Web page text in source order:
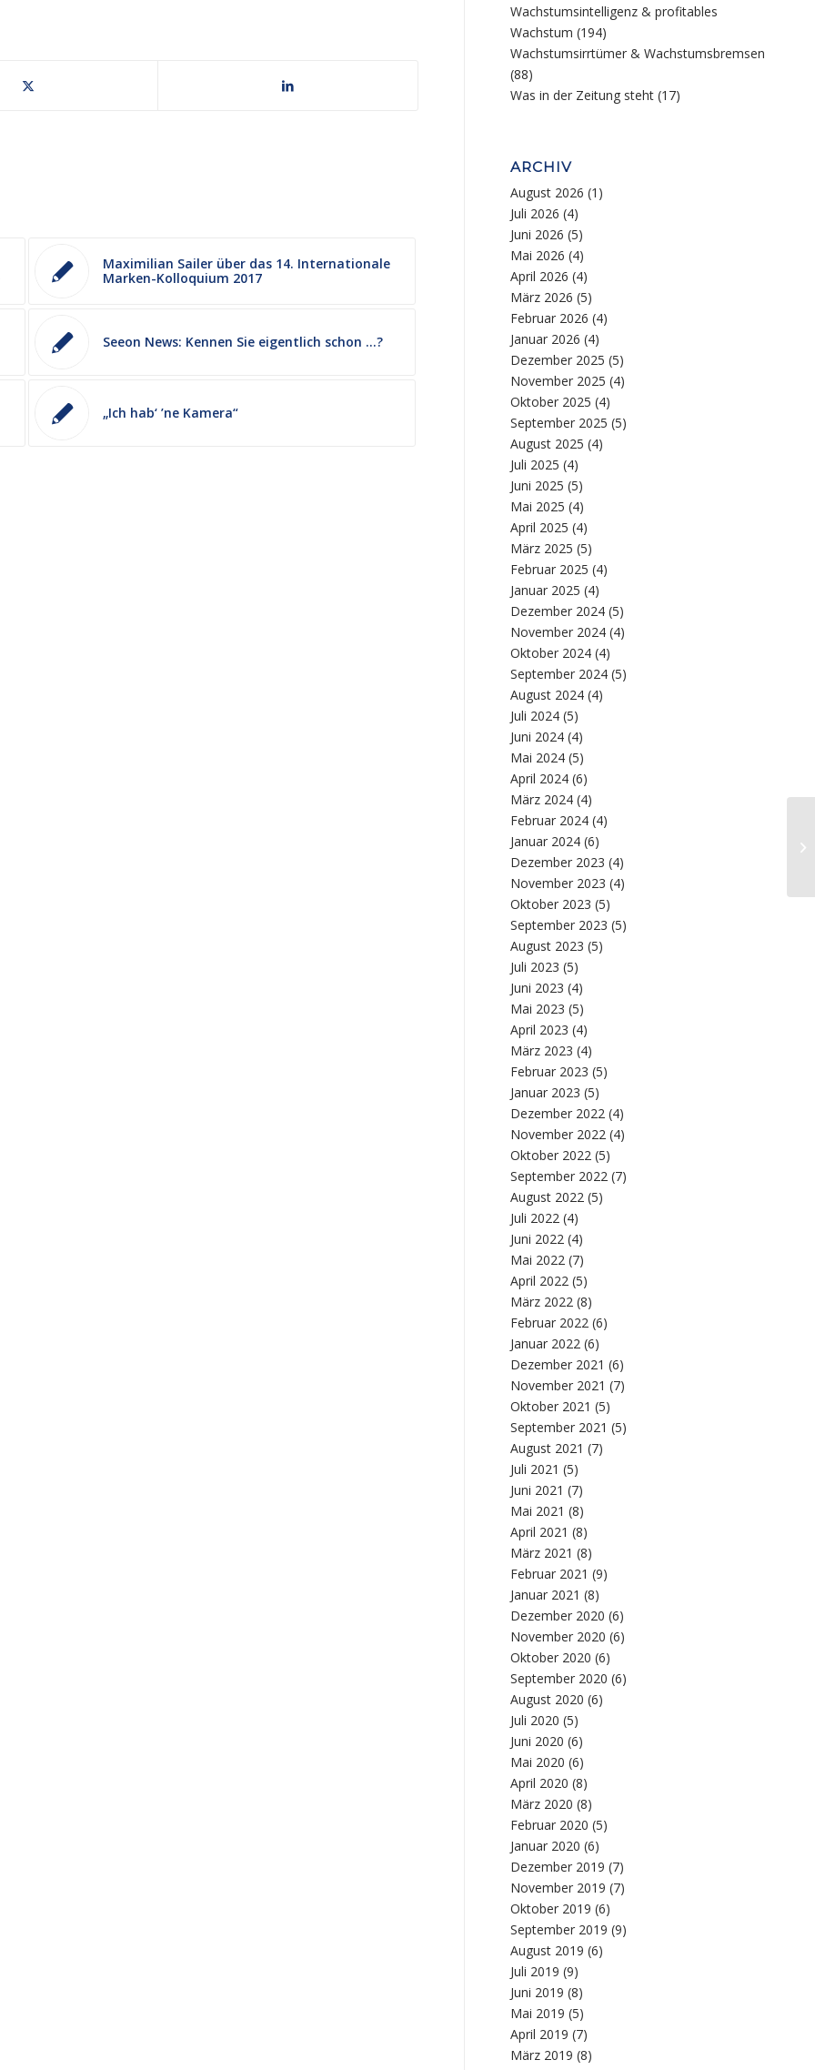
Maximilian Sailer über das 14. Internationale
Marken-Kolloquium 2017
Seeon News: Kennen Sie eigentlich schon …?
„Ich hab‘ ’ne Kamera“
Wachstumsintelligenz & profitables
Wachstum (194)
Wachstumsirrtümer & Wachstumsbremsen
(88)
Was in der Zeitung steht (17)
ARCHIV
August 2026 (1)
Juli 2026 (4)
Juni 2026 (5)
Mai 2026 (4)
April 2026 (4)
März 2026 (5)
Februar 2026 (4)
Januar 2026 (4)
Dezember 2025 (5)
November 2025 (4)
Oktober 2025 (4)
September 2025 (5)
August 2025 (4)
Juli 2025 (4)
Juni 2025 (5)
Mai 2025 (4)
April 2025 (4)
März 2025 (5)
Februar 2025 (4)
Januar 2025 (4)
Dezember 2024 (5)
November 2024 (4)
Oktober 2024 (4)
September 2024 (5)
August 2024 (4)
Juli 2024 (5)
Juni 2024 (4)
Mai 2024 (5)
April 2024 (6)
März 2024 (4)
Februar 2024 (4)
Januar 2024 (6)
Dezember 2023 (4)
November 2023 (4)
Oktober 2023 (5)
September 2023 (5)
August 2023 (5)
Juli 2023 (5)
Juni 2023 (4)
Mai 2023 (5)
April 2023 (4)
März 2023 (4)
Februar 2023 (5)
Januar 2023 (5)
Dezember 2022 (4)
November 2022 (4)
Oktober 2022 (5)
September 2022 (7)
August 2022 (5)
Juli 2022 (4)
Juni 2022 (4)
Mai 2022 (7)
April 2022 (5)
März 2022 (8)
Februar 2022 (6)
Januar 2022 (6)
Dezember 2021 (6)
November 2021 (7)
Oktober 2021 (5)
September 2021 (5)
August 2021 (7)
Juli 2021 (5)
Juni 2021 (7)
Mai 2021 (8)
April 2021 (8)
März 2021 (8)
Februar 2021 (9)
Januar 2021 (8)
Dezember 2020 (6)
November 2020 (6)
Oktober 2020 (6)
September 2020 (6)
August 2020 (6)
Juli 2020 (5)
Juni 2020 (6)
Mai 2020 (6)
April 2020 (8)
März 2020 (8)
Februar 2020 (5)
Januar 2020 (6)
Dezember 2019 (7)
November 2019 (7)
Oktober 2019 (6)
September 2019 (9)
August 2019 (6)
Juli 2019 (9)
Juni 2019 (8)
Mai 2019 (5)
April 2019 (7)
März 2019 (8)